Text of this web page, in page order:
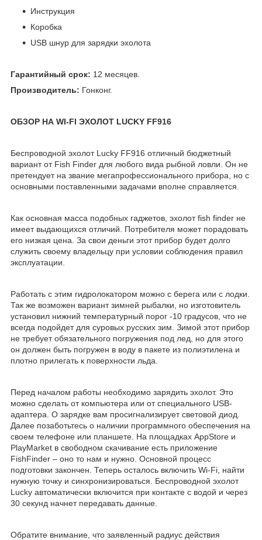
Инструкция
Коробка
USB шнур для зарядки эхолота
Гарантийный срок: 12 месяцев.
Производитель: Гонконг.
ОБЗОР НА WI-FI ЭХОЛОТ LUCKY FF916
Беспроводной эхолот Lucky FF916 отличный бюджетный
вариант от Fish Finder для любого вида рыбной ловли. Он не
претендует на звание мегапрофессионального прибора, но с
основными поставленными задачами вполне справляется.
Как основная масса подобных гаджетов, эхолот fish finder не
имеет выдающихся отличий. Потребителя может порадовать
его низкая цена. За свои деньги этот прибор будет долго
служить своему владельцу при условии соблюдения правил
эксплуатации.
Работать с этим гидролокатором можно с берега или с лодки.
Так же возможен вариант зимней рыбалки, но изготовитель
установил нижний температурный порог -10 градусов, что не
всегда подойдет для суровых русских зим. Зимой этот прибор
не требует обязательного погружения под лед, но для этого
он должен быть погружен в воду в пакете из полиэтилена и
плотно прилегать к поверхности льда.
Перед началом работы необходимо зарядить эхолот. Это
можно сделать от компьютера или от специального USB-
адаптера. О зарядке вам просигнализирует световой диод.
Далее позаботьтесь о наличии программного обеспечения на
своем телефоне или планшете. На площадках AppStore и
PlayMarket в свободном скачивание есть приложение
FishFinder – оно то нам и нужно. Основной процесс
подготовки закончен. Теперь осталось включить Wi-Fi, найти
нужную точку и синхронизироваться. Беспроводной эхолот
Lucky автоматически включится при контакте с водой и через
30 секунд начнет передавать данные.
Обратите внимание, что заявленный радиус действия